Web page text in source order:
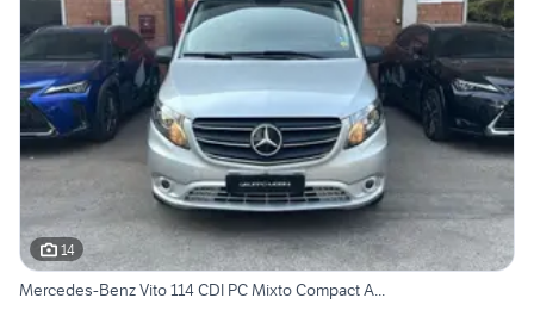
14
Mercedes-Benz Vito 114 CDI PC Mixto Compact A...